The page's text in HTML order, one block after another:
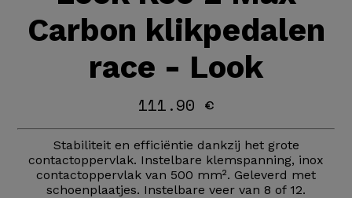
Carbon klikpedalen
race - Look
111.90 €
Stabiliteit en efficiëntie dankzij het grote
contactoppervlak. Instelbare klemspanning, inox
contactoppervlak van 500 mm². Geleverd met
schoenplaatjes. Instelbare veer van 8 of 12.